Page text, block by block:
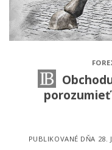
PUBLIKOVANÉ DŇA 28.